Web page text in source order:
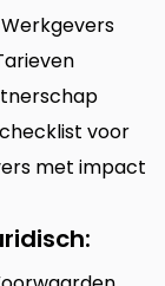
voor
met impact